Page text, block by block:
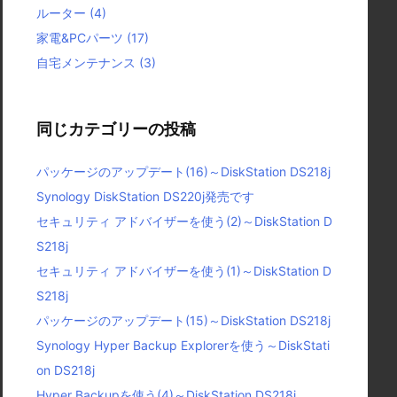
ルーター (4)
家電&PCパーツ (17)
自宅メンテナンス (3)
同じカテゴリーの投稿
パッケージのアップデート(16)～DiskStation DS218j
Synology DiskStation DS220j発売です
セキュリティ アドバイザーを使う(2)～DiskStation D
S218j
セキュリティ アドバイザーを使う(1)～DiskStation D
S218j
パッケージのアップデート(15)～DiskStation DS218j
Synology Hyper Backup Explorerを使う～DiskStati
on DS218j